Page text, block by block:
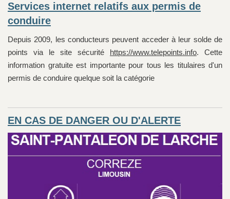
Services internet relatifs aux permis de
conduire
Depuis 2009, les conducteurs peuvent acceder à leur solde de
points via le site sécurité https://www.telepoints.info. Cette
information gratuite est importante pour tous les titulaires d'un
permis de conduire quelque soit la catégorie
EN CAS DE DANGER OU D'ALERTE